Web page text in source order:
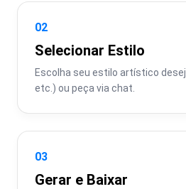
02
Selecionar Estilo
Escolha seu estilo artístico
etc.) ou peça via chat.
03
Gerar e Baixar